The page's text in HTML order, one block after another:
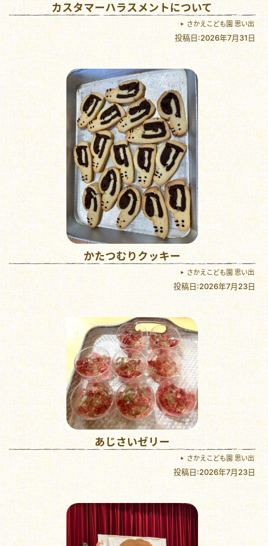
カスタマーハラスメントについて
さかえこども園 思い出
投稿日:2026年7月31日
かたつむりクッキー
さかえこども園 思い出
投稿日:2026年7月23日
あじさいゼリー
さかえこども園 思い出
投稿日:2026年7月23日